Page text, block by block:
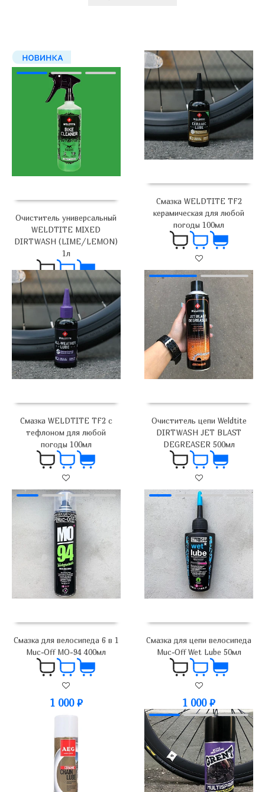
Очиститель универсальный
WELDTITE MIXED
DIRTWASH (LIME/LEMON)
1л
2 000₽
Смазка WELDTITE TF2
керамическая для любой
погоды 100мл
1 600₽
Смазка WELDTITE TF2 c
тефлоном для любой
погоды 100мл
1 000₽
Очиститель цепи Weldtite
DIRTWASH JET BLAST
DEGREASER 500мл
1 900
Смазка для велосипеда 6 в 1
Muc-Off MO-94 400мл
1 000 ₽
Смазка для цепи велосипеда
Muc-Off Wet Lube 50мл
1 000₽